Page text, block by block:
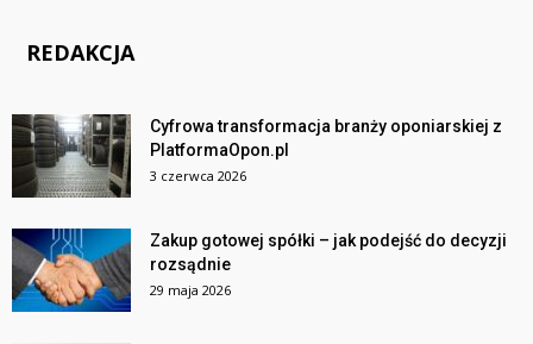
REDAKCJA
Cyfrowa transformacja branży oponiarskiej z
PlatformaOpon.pl
3 czerwca 2026
Zakup gotowej spółki – jak podejść do decyzji
rozsądnie
29 maja 2026